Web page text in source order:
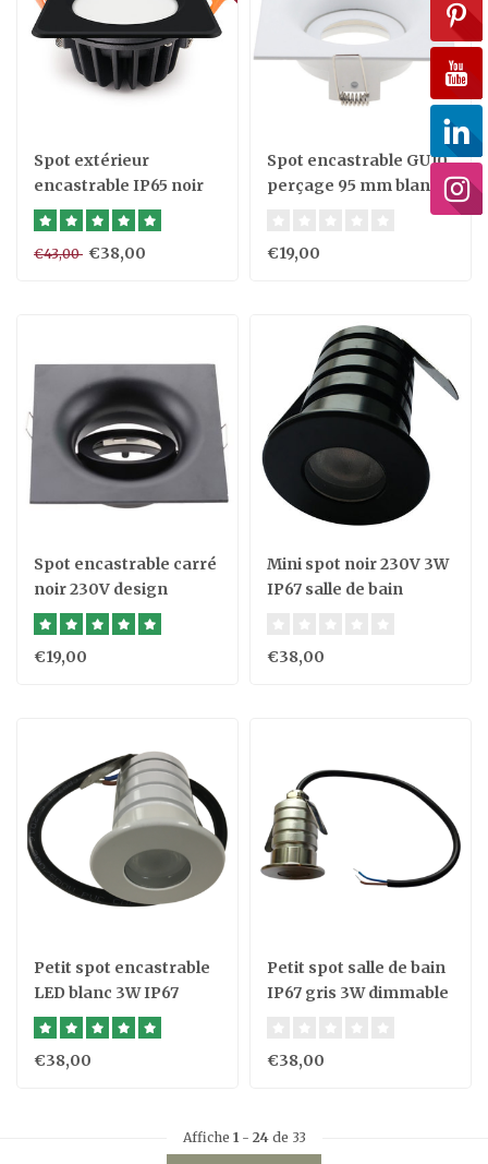
Spot extérieur
encastrable IP65 noir
dimmable pas besoin
de transfo
€43,00 €38,00
Spot encastrable GU10
perçage 95 mm blanc
€19,00
Spot encastrable carré
noir 230V design
perçage 95 mm
€19,00
Mini spot noir 230V 3W
IP67 salle de bain
€38,00
Petit spot encastrable
LED blanc 3W IP67
dimmable 230V
€38,00
Petit spot salle de bain
IP67 gris 3W dimmable
€38,00
Affiche 1- 24de 33